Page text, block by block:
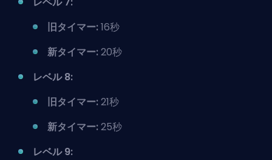
旧タイマー:16秒
新タイマー:20秒
レベル 8:
旧タイマー:21秒
新タイマー:25秒
レベル 9: